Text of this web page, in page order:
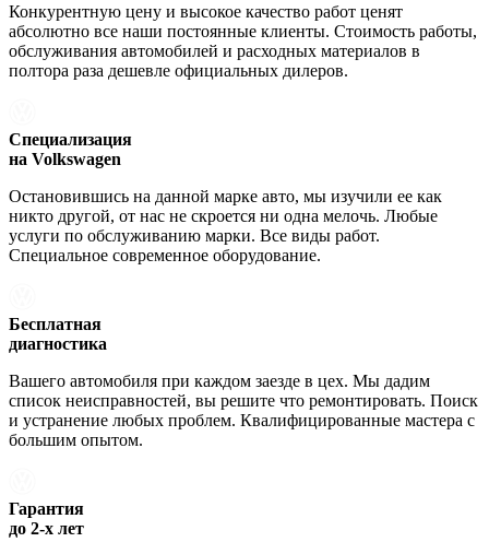
Конкурентную цену и высокое качество работ ценят
абсолютно все наши постоянные клиенты. Стоимость работы,
обслуживания автомобилей и расходных материалов в
полтора раза дешевле официальных дилеров.
Специализация
на Volkswagen
Остановившись на данной марке авто, мы изучили ее как
никто другой, от нас не скроется ни одна мелочь. Любые
услуги по обслуживанию марки. Все виды работ.
Специальное современное оборудование.
Бесплатная
диагностика
Вашего автомобиля при каждом заезде в цех. Мы дадим
список неисправностей, вы решите что ремонтировать. Поиск
и устранение любых проблем. Квалифицированные мастера с
большим опытом.
Гарантия
до 2-х лет